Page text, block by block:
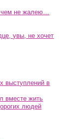
чем не жалею…
увы, не хочет
выступлений в
вместе жить
людей